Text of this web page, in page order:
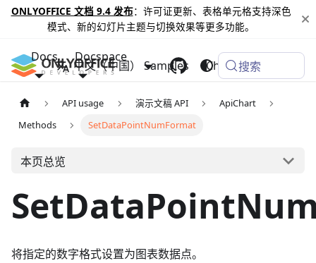
ONLYOFFICE 文档 9.4 发布：许可证更新、表格单元格支持深色
模式、新的幻灯片主题与切换效果等更多功能。
Docs Docspace
Samples Changelog
中文（中国） 搜索
API usage 演示文稿 API
ApiChart
Methods
SetDataPointNumFormat
本页总览
将指定的数字格式设置为图表数据点。